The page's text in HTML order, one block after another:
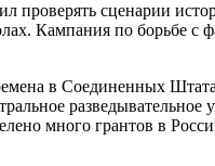
проверять сценарии
Кампания по борьбе с
в Соединенных
много грантов в